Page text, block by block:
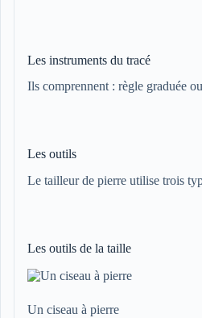
Les instruments du tracé
Ils comprennent : règle graduée
Les outils
Le tailleur de pierre utilise trois
Les outils de la taille
Un ciseau à pierre